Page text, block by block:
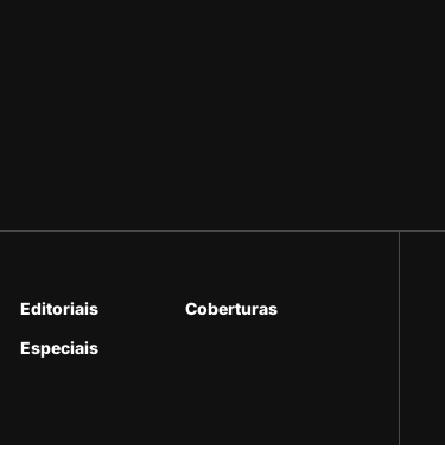
Editoriais
Coberturas
Especiais